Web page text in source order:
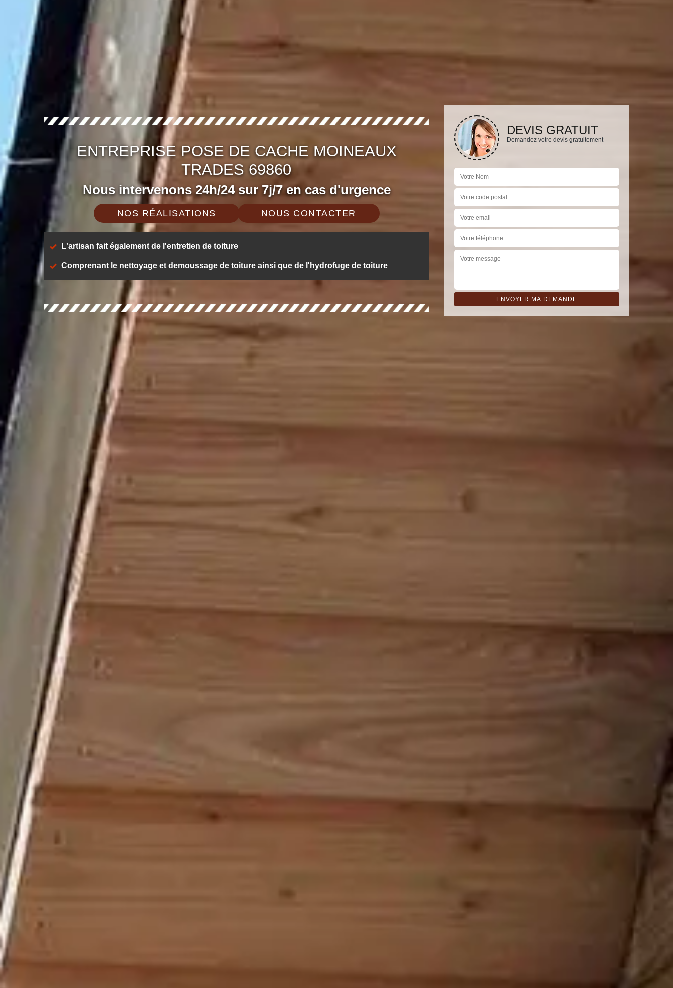
ENTREPRISE POSE DE CACHE MOINEAUX
TRADES 69860
Nous intervenons 24h/24 sur 7j/7 en cas d'urgence
NOS RÉALISATIONS NOUS CONTACTER
L'artisan fait également de l'entretien de toiture
Comprenant le nettoyage et demoussage de toiture ainsi que de l'hydrofuge de toiture
DEVIS GRATUIT
Demandez votre devis gratuitement